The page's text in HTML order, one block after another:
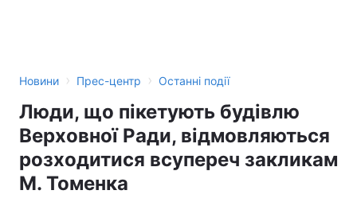
Новини › Прес-центр › Останні події
Люди, що пікетують будівлю
Верховної Ради, відмовляються
розходитися всупереч закликам
М. Томенка